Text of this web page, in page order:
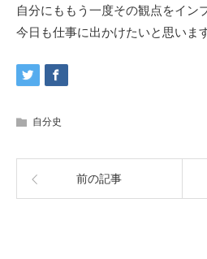
自分にももう一度その観点をイン
今日も仕事に出かけたいと思いま
自分史
前の記事